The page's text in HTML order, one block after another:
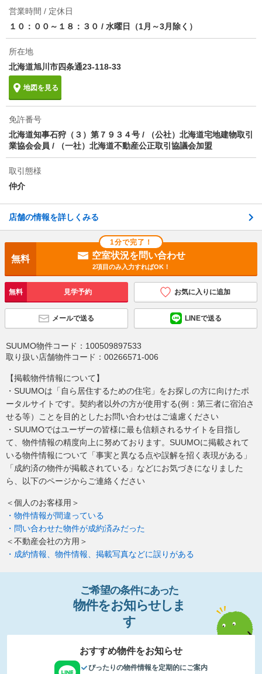
ほか初期費用
ウスクリーニング ９００００円税込）
その他諸費用
町内会費 ３００円／月額 ２４時間管理費 １９８
情報更新日
次回更新予定日
営業時間 / 定休日
１０：００～１８：３０ / 水曜日（1月～3月除く）
所在地
北海道旭川市四条通23-118-33
地図を見る
免許番号
北海道知事石狩（３）第７９３４号 / （公社）北海道宅地建物取引
業協会会員 / （一社）北海道不動産公正取引協議会加盟
取引態様
仲介
店舗の情報を詳しくみる
1分で完了！
無料 空室状況を問い合わせ
2項目のみ入力すればOK！
無料 見学予約 お気に入りに追加
メールで送る LINEで送る
SUUMO物件コード： 100509897533
取り扱い店舗物件コード： 00266571-006
【掲載物件情報について】
・SUUMOは「自ら居住するための住宅」をお探しの方に向けたポ
ータルサイトです。契約者以外の方が使用する(例：第三者に宿泊さ
せる等）ことを目的としたお問い合わせはご遠慮ください
・SUUMOではユーザーの皆様に最も信頼されるサイトを目指し
て、物件情報の精度向上に努めております。SUUMOに掲載されて
いる物件情報について「事実と異なる点や誤解を招く表現がある」
「成約済の物件が掲載されている」などにお気づきになりました
ら、以下のページからご連絡ください
＜個人のお客様用＞
・物件情報が間違っている
・問い合わせた物件が成約済みだった
＜不動産会社の方用＞
・成約情報、物件情報、掲載写真などに誤りがある
ご希望の条件にあった
物件をお知らせし ま
す
おすすめ物件をお知らせ
ぴったりの物件情報を定期的にご案内